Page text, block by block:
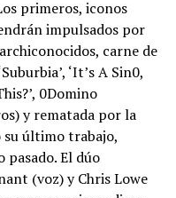
primeros, iconos
impulsados por
carne de
‘It’s A Sin0,
0Domino
y rematada por la
su último trabajo,
El dúo
(voz) y Chris Lowe